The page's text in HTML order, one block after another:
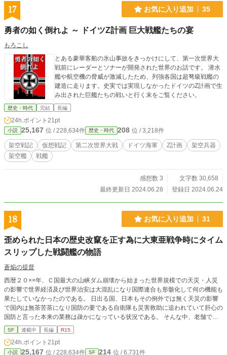
ンライズ出版「滋賀県の歴史」 山形県教育委員会「押出遺跡発掘調査報告
書」 山川登 著「倭国大乱は二王朝の激突だった」 寺本克之 著「倭国大乱
「徒然草」 清水克之 著「喧嘩両成敗の誕生」 関 幸彦 著「武士の誕生」
網野善彦 著「日本の歴史をよみなおす」 本郷和人 著「承久の乱」「軍事の
出雲隆 編 「鎌倉武家辞典」 講談社 編 「難波大阪 全三巻」 桃崎有一
郎 著「武士の起源を解きあかす」 山内 譲 著「海賊の日本史」 呉座勇
一 著「応仁の乱 戦国時代を生んだ大乱」 桃井治郎 著「海賊の世界史」
曲亭馬琴 著「椿説弓張月」 本居宣長 著「日本人のこころの言葉」 太
安万侶、鈴木三重吉、武田祐吉「古事記」 紀貫之 著「土佐日記」 菊池
寛 著「応仁の乱」 日下雅義 著「地形からみた歴史」 関裕二 著
「地形で読み解く古代史」 鴨長明 著「方丈記」 黒嶋敏 著「海の武
士団」
17 お気に入り追加 35
勇者の如く倒れよ ～ ドイツZ計画 巨大戦艦たちの宴
もろこし
とある豪華客船の氷山事故をきっかけにして、第一次世界大
戦前にレーダーとソナーが開発された世界のお話です。 潜水
艦や航空機の脅威が激減したため、列強各国は超弩級戦艦の
建造に走ります。史実では実現しなかったドイツのZ計画で生
み出された巨艦たちの戦いと行く末をご覧ください。
歴史・時代 完結 長編
24h.ポイント 21pt
小説 25,167 位 / 228,634件 歴史・時代 208 位 / 3,218件
架空戦記 仮想戦記 第二次世界大戦 ドイツ海軍 Z計画
架空兵器
架空艦
戦艦
感想数 3
文字数 30,658
最終更新日 2024.06.28
登録日 2024.06.24
18 お気に入り追加 31
歪められた日本の歴史改竄を正す為に大東亜戦争時にタイム
スリップした戦闘艦の物語
蒼焔の提督
西暦２０××年、Ｃ国最大の山峡ダム崩壊から始まった世界規模での天災・人災
の影響で世界経済及び世界治安は大混乱になり国際連合も形骸化して何の機能も
果たしていなかったのである。 日出る国、日本もその例外では無く天災の影響
で国内は無茶苦茶になり国防の要である自衛隊も災害救助に追われていて肝心の
国防と言った本来の業務は疎かになっている状況である。 そんな中、老舗であ
るが無名の造船会社が独自に戦闘艦を建造したのである。 勿論、防衛省の管轄
に入っていない船である。 それは、旧日本海軍陽炎型駆逐艦”雪風”を詳細に模し
て建造した巡洋駆逐艦である。 この船は世界の何処の国も開発していない未来
技術の塊でありこの単艦で世界の艦隊と互角以上に渡り合える性能を持つ。 し
SF 連載中 長編 R15
24h.ポイント 21pt
小説 25,167 位 / 228,634件 SF 214 位 / 6,731件